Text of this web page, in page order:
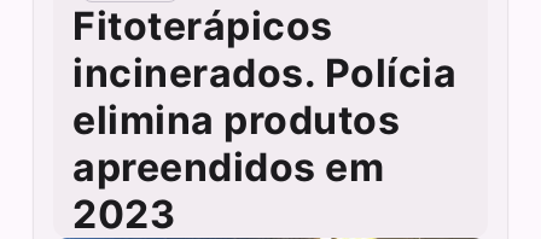
Fitoterápicos
incinerados. Polícia
elimina produtos
apreendidos em
2023